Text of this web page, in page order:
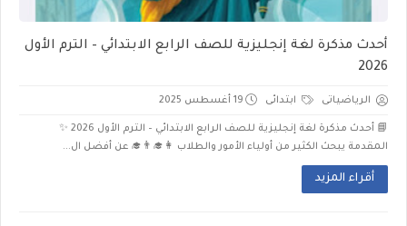
أحدث مذكرة لغة إنجليزية للصف الرابع الابتدائي – الترم الأول
2026
الرياضياتى ابتدائى 19 أغسطس 2025
📘 أحدث مذكرة لغة إنجليزية للصف الرابع الابتدائي – الترم الأول 2026 ✨
المقدمة يبحث الكثير من أولياء الأمور والطلاب 👩‍🎓👨‍🎓 عن أفضل ال...
أقراء المزيد